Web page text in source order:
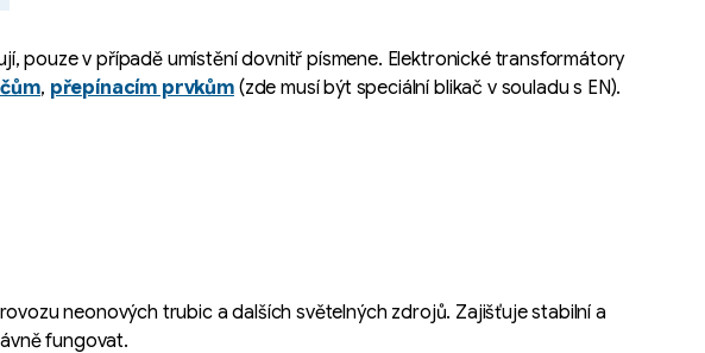
pouze v případě umístění dovnitř písmene. Elektronické transformátory
, přepínacím prvkům(zde musí být speciální blikač v souladu s EN).
neonových trubic a dalších světelných zdrojů. Zajišťuje stabilní a
fungovat.